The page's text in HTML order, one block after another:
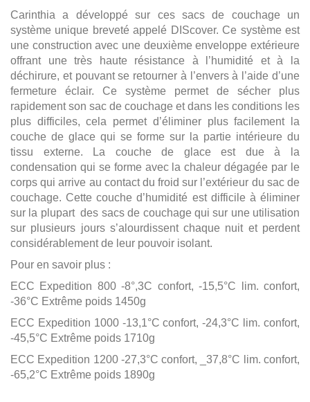
Carinthia a développé sur ces sacs de couchage un
système unique breveté appelé DIScover. Ce système est
une construction avec une deuxième enveloppe extérieure
offrant une très haute résistance à l’humidité et à la
déchirure, et pouvant se retourner à l’envers à l’aide d’une
fermeture éclair. Ce système permet de sécher plus
rapidement son sac de couchage et dans les conditions les
plus difficiles, cela permet d’éliminer plus facilement la
couche de glace qui se forme sur la partie intérieure du
tissu externe. La couche de glace est due à la
condensation qui se forme avec la chaleur dégagée par le
corps qui arrive au contact du froid sur l’extérieur du sac de
couchage. Cette couche d’humidité est difficile à éliminer
sur la plupart des sacs de couchage qui sur une utilisation
sur plusieurs jours s’alourdissent chaque nuit et perdent
considérablement de leur pouvoir isolant.
Pour en savoir plus :
ECC Expedition 800 -8°,3C confort, -15,5°C lim. confort,
-36°C Extrême poids 1450g
ECC Expedition 1000 -13,1°C confort, -24,3°C lim. confort,
-45,5°C Extrême poids 1710g
ECC Expedition 1200 -27,3°C confort, _37,8°C lim. confort,
-65,2°C Extrême poids 1890g